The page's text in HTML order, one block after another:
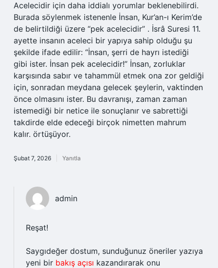
Acelecidir için daha iddialı yorumlar beklenebilirdi.
Burada söylenmek istenenle İnsan, Kur’an-ı Kerim’de
de belirtildiği üzere “pek acelecidir” . İsrâ Suresi 11.
ayette insanın aceleci bir yapıya sahip olduğu şu
şekilde ifade edilir: “İnsan, şerri de hayrı istediği
gibi ister. İnsan pek acelecidir!” İnsan, zorluklar
karşısında sabır ve tahammül etmek ona zor geldiği
için, sonradan meydana gelecek şeylerin, vaktinden
önce olmasını ister. Bu davranışı, zaman zaman
istemediği bir netice ile sonuçlanır ve sabrettiği
takdirde elde edeceği birçok nimetten mahrum
kalır. örtüşüyor.
Şubat 7, 2026 Yanıtla
admin
Reşat!
Saygıdeğer dostum, sunduğunuz öneriler yazıya
yeni bir bakış açısı kazandırarak onu